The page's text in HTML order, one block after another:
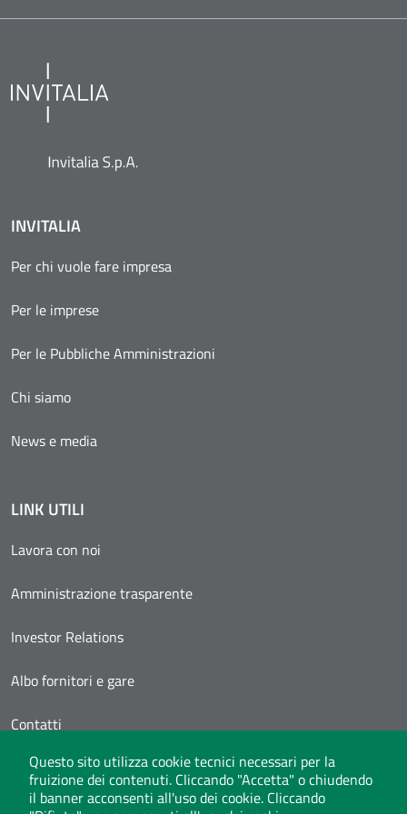
Questo sito utilizza cookie tecnici necessari per la
fruizione dei contenuti. Cliccando "Accetta" o chiudendo
il banner acconsenti all'uso dei cookie. Cliccando
INVITALIA
Per chi vuole fare impresa
Per le imprese
Per le Pubbliche Amministrazioni
Chi siamo
News e media
LINK UTILI
Lavora con noi
Amministrazione trasparente
Investor Relations
Albo fornitori e gare
Contatti
Area Personale